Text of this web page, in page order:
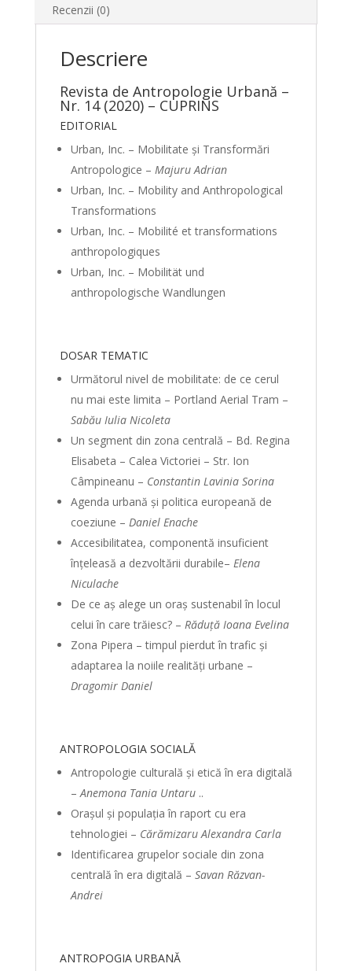
Recenzii (0)
Descriere
Revista de Antropologie Urbană –
Nr. 14 (2020) – CUPRINS
EDITORIAL
Urban, Inc. – Mobilitate și Transformări
Antropologice – Majuru Adrian
Urban, Inc. – Mobility and Anthropological
Transformations
Urban, Inc. – Mobilité et transformations
anthropologiques
Urban, Inc. – Mobilität und
anthropologische Wandlungen
DOSAR TEMATIC
Următorul nivel de mobilitate: de ce cerul
nu mai este limita – Portland Aerial Tram –
Sabău Iulia Nicoleta
Un segment din zona centrală – Bd. Regina
Elisabeta – Calea Victoriei – Str. Ion
Câmpineanu – Constantin Lavinia Sorina
Agenda urbană și politica europeană de
coeziune – Daniel Enache
Accesibilitatea, componentă insuficient
înțeleasă a dezvoltării durabile– Elena
Niculache
De ce aș alege un oraș sustenabil în locul
celui în care trăiesc? – Răduță Ioana Evelina
Zona Pipera – timpul pierdut în trafic și
adaptarea la noiile realități urbane –
Dragomir Daniel
ANTROPOLOGIA SOCIALĂ
Antropologie culturală și etică în era digitală
–Anemona Tania Untaru ..
Orașul și populația în raport cu era
tehnologiei – Cărămizaru Alexandra Carla
Identificarea grupelor sociale din zona
centrală în era digitală – Savan Răzvan-
Andrei
ANTROPOGIA URBANĂ